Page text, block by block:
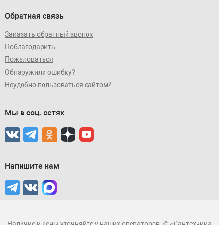
Обратная связь
Заказать обратный звонок
Поблагодарить
Пожаловаться
Обнаружили ошибку?
Неудобно пользоваться сайтом?
Мы в соц. сетях
Напишите нам